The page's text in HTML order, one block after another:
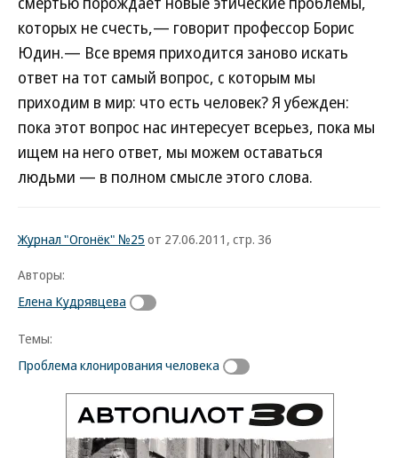
которых не счесть,— говорит профессор Борис
Юдин.— Все время приходится заново искать
ответ на тот самый вопрос, с которым мы
приходим в мир: что есть человек? Я убежден:
пока этот вопрос нас интересует всерьез, пока мы
ищем на него ответ, мы можем оставаться
людьми — в полном смысле этого слова.
Журнал "Огонёк" №25 от 27.06.2011, стр. 36
Авторы:
Елена Кудрявцева
Темы:
Проблема клонирования человека